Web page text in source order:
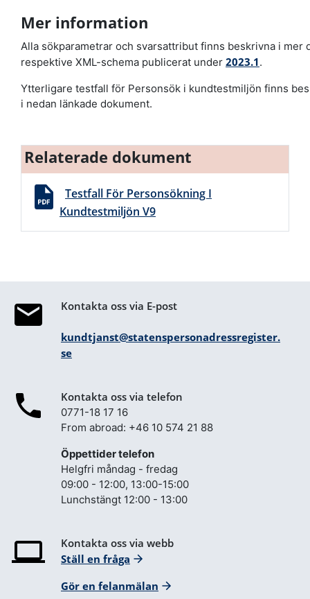
Mer information
Alla sökparametrar och svarsattribut finns beskrivna i mer
respektive XML-schema publicerat under 2023.1.
Ytterligare testfall för Personsök i kundtestmiljön finns
i nedan länkade dokument.
Relaterade dokument
Testfall För Personsökning I
Kundtestmiljön V9
Kontakta oss via E-post
kundtjanst@statenspersonadressregister.
se
Kontakta oss via telefon
0771-18 17 16
From abroad: +46 10 574 21 88
Öppettider telefon
Helgfri måndag - fredag
09:00 - 12:00, 13:00-15:00
Lunchstängt 12:00 - 13:00
Kontakta oss via webb
Ställ en fråga
Gör en felanmälan